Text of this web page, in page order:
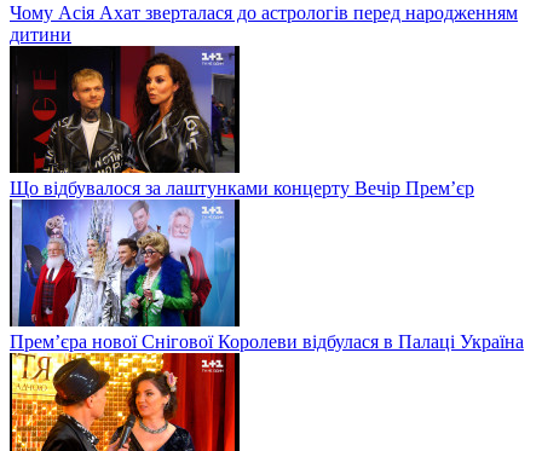
Чому Асія Ахат зверталася до астрологів перед народженням
дитини
Що відбувалося за лаштунками концерту Вечір Прем’єр
Прем’єра нової Снігової Королеви відбулася в Палаці Україна